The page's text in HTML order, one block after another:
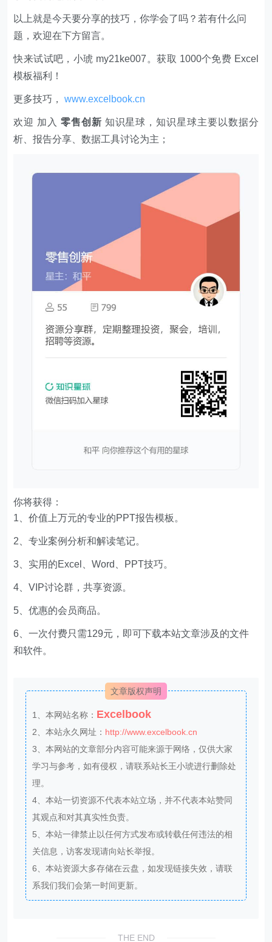
​​以上就是今天分享的零售创新文章，你有什么想说的吗，
欢迎在下方留言。
以上就是今天要分享的技巧，你学会了吗？若有什么问
快来试试吧，小琥 my21ke007。获取 1000个免费 Excel
更多技巧， www.excelbook.cn
欢迎 加入零售创新知识星球，知识星球主要以数据分
析、报告分享、数据工具讨论为主；
1、价值上万元的专业的PPT报告模板。
2、专业案例分析和解读笔记。
3、实用的Excel、Word、PPT技巧。
4、VIP讨论群，共享资源。
5、优惠的会员商品。
6、一次付费只需129元，即可下载本站文章涉及的文件
和软件。
文章版权声明
1、本网站名称：Excelbook
2、本站永久网址：http://www.excelbook.cn
学习与参考，如有侵权，请联系站长王小琥进行删除处